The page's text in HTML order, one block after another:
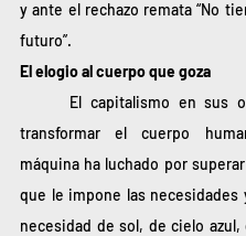
y ante el rechazo remata “No
futuro”.
El elogio al cuerpo que goza
transformar el cuerpo
máquina ha luchado por
que le impone las necesidades
necesidad de sol, de cielo azul,